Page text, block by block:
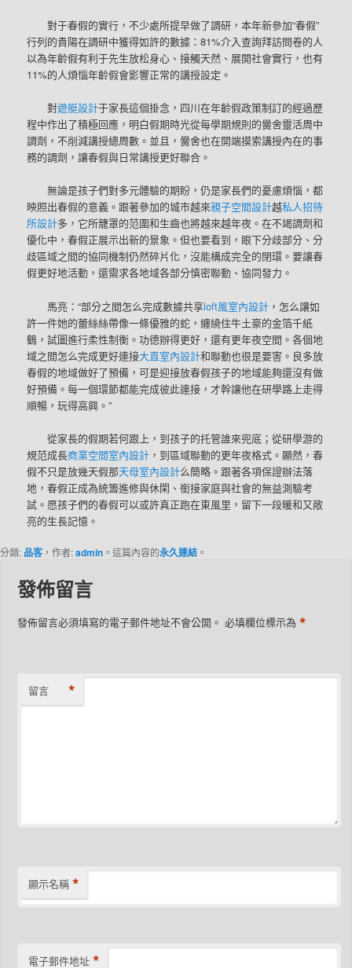
對于春假的實行，不少處所提早做了調研，本年新參加“春假”
行列的貴陽在調研中獲得如許的數據：81%介入查詢拜訪問卷的人
以為年齡假有利于先生放松身心、接觸天然、展開社會實行，也有
11%的人煩惱年齡假會影響正常的講授設定。
對遊艇設計于家長這個掛念，四川在年齡假政策制訂的經過歷
程中作出了積極回應，明白假期時光從每學期規則的黌舍靈活周中
調劑，不削減講授總周數。並且，黌舍也在開端摸索講授內在的事
務的調劑，讓春假與日常講授更好聯合。
無論是孩子們對多元體驗的期盼，仍是家長們的憂慮煩惱，都
映照出春假的意義。跟著參加的城市越來親子空間設計越私人招待
所設計多，它所籠罩的范圍和生齒也將越來越年夜。在不竭調劑和
優化中，春假正展示出新的景象。但也要看到，眼下分歧部分、分
歧區域之間的協同機制仍然碎片化，沒能構成完全的閉環。要讓春
假更好地活動，還需求各地域各部分慎密聯動、協同發力。
馬亮：“部分之間怎么完成數據共享loft風室內設計 ，怎么讓如
許一件她的蕾絲絲帶像一條優雅的蛇，纏繞住牛土豪的金箔千紙
鶴，試圖進行柔性制衡。功德辦得更好，還有更年夜空間。各個地
域之間怎么完成更好連接大直室內設計和聯動也很是要害。良多放
春假的地域做好了預備，可是迎接放春假孩子的地域能夠還沒有做
好預備。每一個環節都能完成彼此連接，才幹讓他在研學路上走得
順暢，玩得高興。”
從家長的假期若何跟上，到孩子的托管誰來兜底；從研學游的
規范成長商業空間室內設計 ，到區域聯動的更年夜格式。顯然，春
假不只是放幾天假那天母室內設計么簡略。跟著各項保證辦法落
地，春假正成為統籌進修與休閑、銜接家庭與社會的無益測驗考
試。愿孩子們的春假可以或許真正跑在東風里，留下一段暖和又敞
亮的生長記憶。
分類: 品客 ，作者:admin 。這篇內容的永久連結 。
發佈留言
發佈留言必須填寫的電子郵件地址不會公開。 必填欄位標示為*
留言 *
顯示名稱 *
電子郵件地址 *